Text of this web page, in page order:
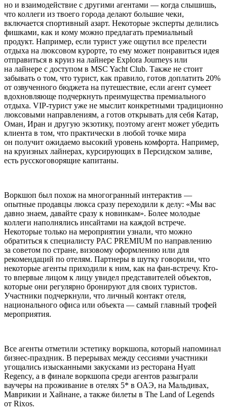
но и взаимодействие с другими агентами — когда слышишь,
что коллеги из твоего города делают большие чеки,
включается спортивный азарт. Некоторые эксперты делились
фишками, как и кому можно предлагать премиальный
продукт. Например, если турист уже ощутил все прелести
отдыха на люксовом курорте, то ему может понравиться идея
отправиться в круиз на лайнере Explora Journeys или
на лайнере с доступом в MSC Yacht Club. Также не стоит
забывать о том, что турист, как правило, готов доплатить 20%
от озвученного бюджета на путешествие, если агент сумеет
вдохновляюще подчеркнуть преимущества премиального
отдыха. VIP-турист уже не мыслит конкретными традиционно
люксовыми направлениям, а готов открывать для себя Катар,
Оман, Иран и другую экзотику, поэтому агент может убедить
клиента в том, что практически в любой точке мира
он получит ожидаемо высокий уровень комфорта. Например,
на круизных лайнерах, курсирующих в Персидском заливе,
есть русскоговорящие капитаны.
Воркшоп был похож на многогранный интерактив —
опытные продавцы люкса сразу переходили к делу: «Мы вас
давно знаем, давайте сразу к новинкам». Более молодые
коллеги наполнялись инсайтами на каждой встрече.
Некоторые только на мероприятии узнали, что можно
обратиться к специалисту PAC PREMIUM по направлению
за советом по стране, визовому оформлению или для
рекомендаций по отелям. Партнеры в шутку говорили, что
некоторые агенты приходили к ним, как на фан-встречу. Кто-
то впервые лицом к лицу увидел представителей объектов,
которые они регулярно бронируют для своих туристов.
Участники подчеркнули, что личный контакт отеля,
национального офиса или объекта — самый главный трофей
мероприятия.
Все агенты отметили эстетику воркшопа, который напоминал
бизнес-праздник. В перерывах между сессиями участники
угощались изысканными закусками из ресторана Hyatt
Regency, а в финале воркшопа среди агентов разыграли
ваучеры на проживание в отелях 5* в ОАЭ, на Мальдивах,
Маврикии и Хайнане, а также билеты в The Land of Legends
от Rixos.